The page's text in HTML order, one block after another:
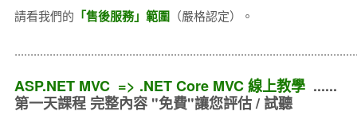
請看我們的 「售後服務」範圍（嚴格認定）。
ASP.NET MVC => .NET Core MVC 線上教學......
第一天課程 完整內容 "免費"讓您評估 / 試聽